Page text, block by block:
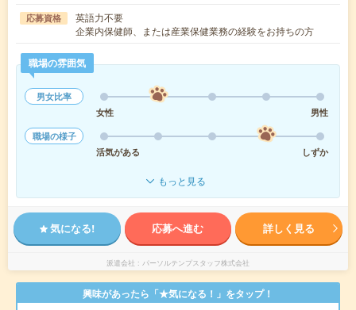
応募資格
英語力不要
企業内保健師、または産業保健業務の経験をお持ちの方
職場の雰囲気
男女比率
女性
男性
職場の様子
活気がある
しずか
もっと見る
気になる! 応募へ進む 詳しく見る
派遣会社 パーソルテンプスタッフ株式会社
興味があったら「★気になる！」をタップ！